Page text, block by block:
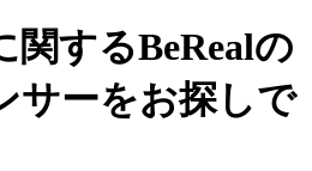
関するBeRealの
サーをお探しで